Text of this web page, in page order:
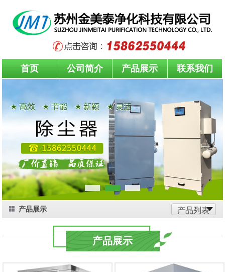
首页 公司简介 产品展示 联系我们
产品展示 产品列表
产品展示